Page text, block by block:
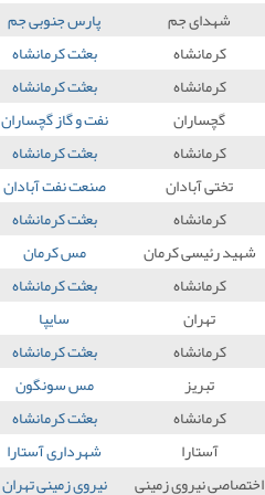
شهدای جم پارس جنوبی جم
کرمانشاه بعثت کرمانشاه
کرمانشاه بعثت کرمانشاه
گچساران نفت و گاز گچساران
کرمانشاه بعثت کرمانشاه
تختی آبادان صنعت نفت آبادان
کرمانشاه بعثت کرمانشاه
شهید رئیسی کرمان مس کرمان
کرمانشاه بعثت کرمانشاه
تهران سایپا
کرمانشاه بعثت کرمانشاه
تبریز مس سونگون
کرمانشاه بعثت کرمانشاه
آستارا شهرداری آستارا
اختصاصی نیروی زمینی نیروی زمینی تهران